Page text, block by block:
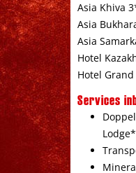
Asia Khiva
Asia
Asia
Hotel
Hotel
Services